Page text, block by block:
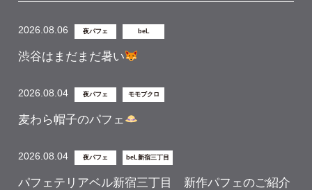
2026.08.06 夜パフェ beL
渋谷はまだまだ暑い
2026.08.04 夜パフェ モモブクロ
麦わら帽子のパフェ
2026.08.04 夜パフェ beL新宿三丁目
パフェテリアベル新宿三丁目 新作パフェのご紹介